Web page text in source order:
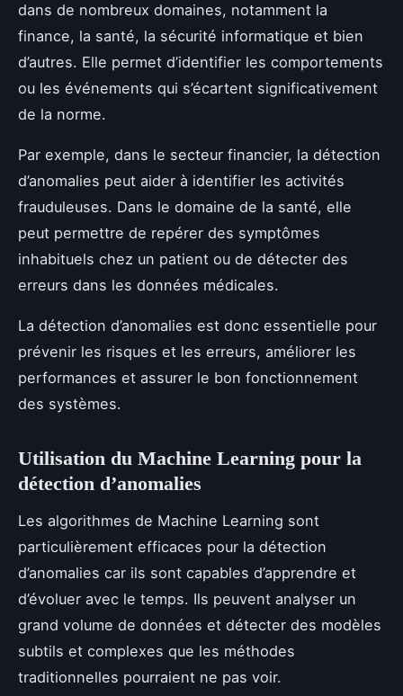
dans de nombreux domaines, notamment la
finance, la santé, la sécurité informatique et bien
d’autres. Elle permet d’identifier les comportements
ou les événements qui s’écartent significativement
de la norme.
Par exemple, dans le secteur financier, la détection
d’anomalies peut aider à identifier les activités
frauduleuses. Dans le domaine de la santé, elle
peut permettre de repérer des symptômes
inhabituels chez un patient ou de détecter des
erreurs dans les données médicales.
La détection d’anomalies est donc essentielle pour
prévenir les risques et les erreurs, améliorer les
performances et assurer le bon fonctionnement
des systèmes.
Utilisation du Machine Learning pour la
détection d’anomalies
Les algorithmes de Machine Learning sont
particulièrement efficaces pour la détection
d’anomalies car ils sont capables d’apprendre et
d’évoluer avec le temps. Ils peuvent analyser un
grand volume de données et détecter des modèles
subtils et complexes que les méthodes
traditionnelles pourraient ne pas voir.